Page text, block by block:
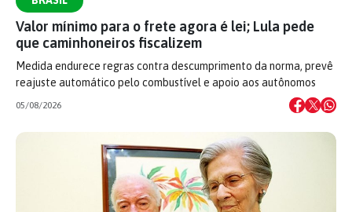
Valor mínimo para o frete agora é lei; Lula pede
que caminhoneiros fiscalizem
Medida endurece regras contra descumprimento da norma, prevê
reajuste automático pelo combustível e apoio aos autônomos
05/08/2026